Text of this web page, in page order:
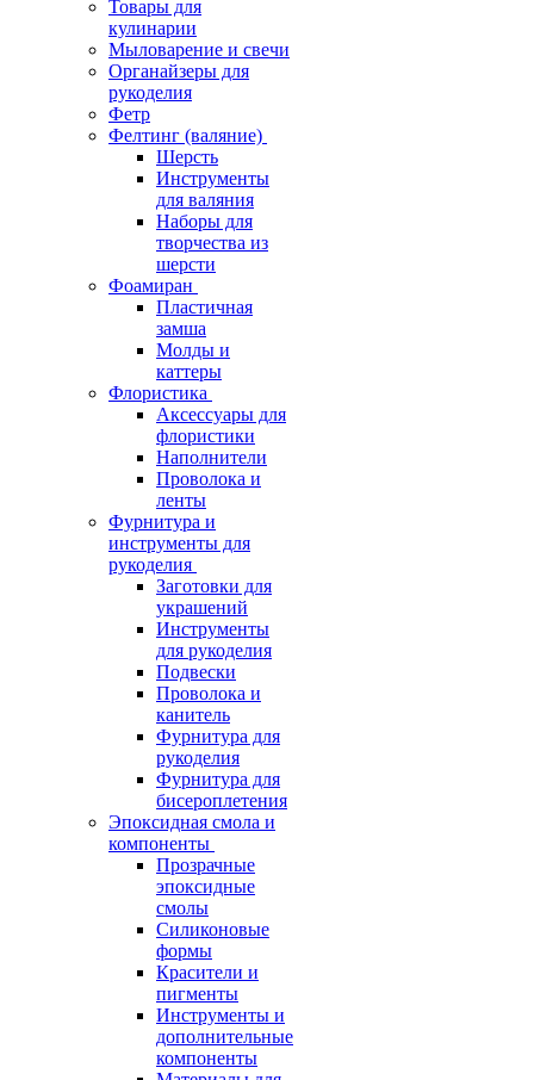
Товары для
кулинарии
Мыловарение и свечи
Органайзеры для
рукоделия
Фетр
Фелтинг (валяние)
Шерсть
Инструменты
для валяния
Наборы для
творчества из
шерсти
Фоамиран
Пластичная
замша
Молды и
каттеры
Флористика
Аксессуары для
флористики
Наполнители
Проволока и
ленты
Фурнитура и
инструменты для
рукоделия
Заготовки для
украшений
Инструменты
для рукоделия
Подвески
Проволока и
канитель
Фурнитура для
рукоделия
Фурнитура для
бисероплетения
Эпоксидная смола и
компоненты
Прозрачные
эпоксидные
смолы
Силиконовые
формы
Красители и
пигменты
Инструменты и
дополнительные
компоненты